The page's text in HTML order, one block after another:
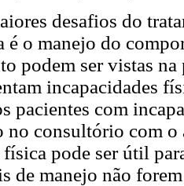
desafios do
é o manejo do
podem ser vistas
incapacidades
pacientes com
no consultório com
pode ser útil
de manejo não